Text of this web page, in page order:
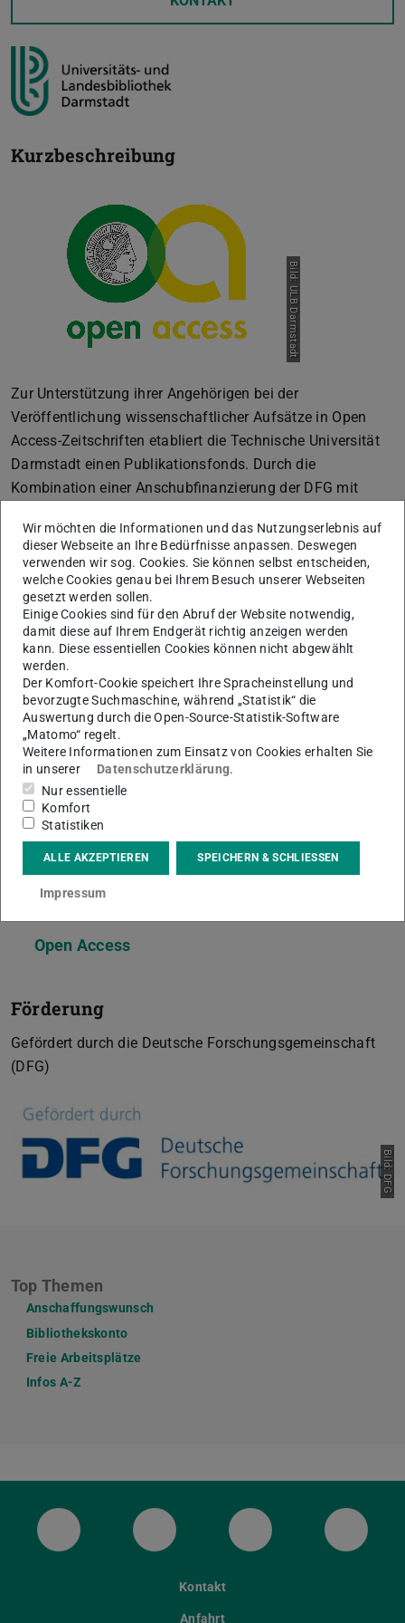
Kurzbeschreibung
Bild: ULB Darmstadt
Zur Unterstützung ihrer Angehörigen bei der
Veröffentlichung wissenschaftlicher Aufsätze in Open
Access-Zeitschriften etabliert die Technische Universität
Darmstadt einen Publikationsfonds. Durch die
Kombination einer Anschubfinanzierung der DFG mit
Bibliotheksetat entsteht so an der TU eine dauerhafte
Infrastruktur zur Finanzierung von Publikationskosten.
Aus dem Fonds sollen Publikationsgebühren für die
Veröffentlichung von wissenschaftlichen Aufsätzen in
qualitätsgeprüften, reinen Open Access-Zeitschriften
finanziert werden. Das Vorhaben ist Teil weiterer
Initiativen und Maßnahmen an der TU Darmstadt, die den
Übergang der wissenschaftlichen Publikationskultur zu
einem Open Access-Modell organisatorisch, technisch
und finanziell unterstützen und absichern.
Projektstatus
01.01.2021 – 31.12.2022
Open Access
Förderung
Gefördert durch die Deutsche Forschungsgemeinschaft
(DFG)
Bild: DFG
Top Themen
Anschaffungswunsch
Bibliothekskonto
Freie Arbeitsplätze
Infos A-Z
ULB Bluesky ULB FacebookULB InstagramULB
Kontakt
Anfahrt
Wir möchten die Informationen und das Nutzungserlebnis auf
dieser Webseite an Ihre Bedürfnisse anpassen. Deswegen
verwenden wir sog. Cookies. Sie können selbst entscheiden,
welche Cookies genau bei Ihrem Besuch unserer Webseiten
gesetzt werden sollen.
Einige Cookies sind für den Abruf der Website notwendig,
damit diese auf Ihrem Endgerät richtig anzeigen werden
kann. Diese essentiellen Cookies können nicht abgewählt
werden.
Der Komfort-Cookie speichert Ihre Spracheinstellung und
bevorzugte Suchmaschine, während „Statistik“ die
Auswertung durch die Open-Source-Statistik-Software
„Matomo“ regelt.
Weitere Informationen zum Einsatz von Cookies erhalten Sie
in unserer
Datenschutzerklärung.
Nur essentielle
Komfort
Statistiken
ALLE AKZEPTIEREN SPEICHERN & SCHLIESSEN
Impressum